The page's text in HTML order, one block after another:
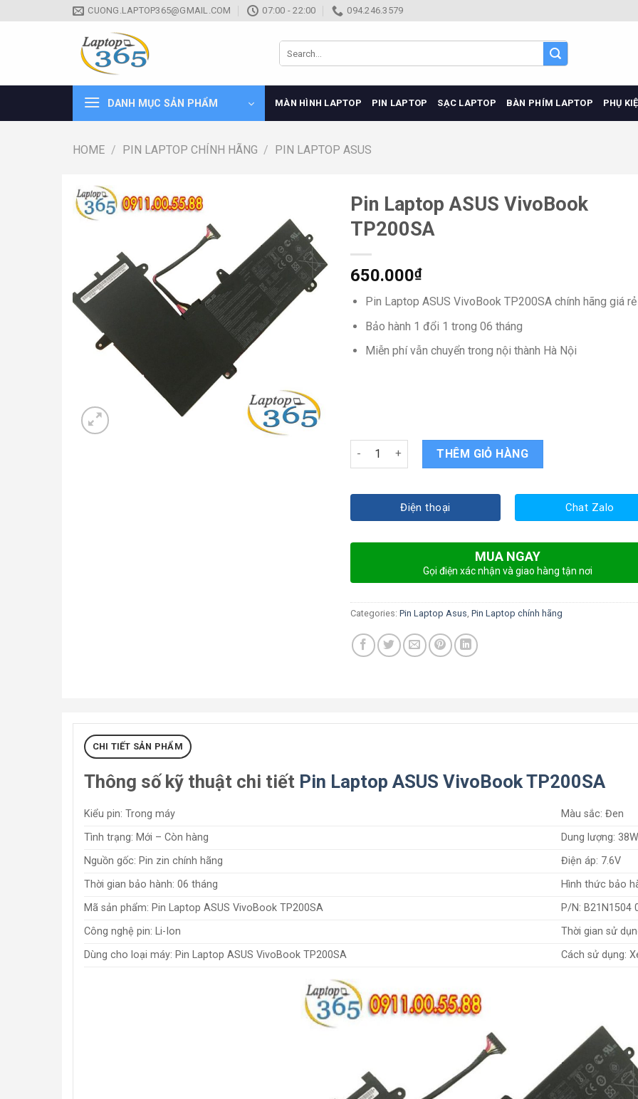
to
CUONG.LAPTOP365@GMAIL.COM 07:00 - 22:00 094.246.3579
DANH MỤC SẢN PHẨM MÀN HÌNH LAPTOP PIN LAPTOP SẠC LAPTOP BÀN PHÍM LAPTOP PHỤ
HOME / PIN LAPTOP CHÍNH HÃNG / PIN LAPTOP ASUS
Pin Laptop ASUS VivoBook
TP200SA
650.000₫
Pin Laptop ASUS VivoBook TP200SA chính hãng giá rẻ
Bảo hành 1 đổi 1 trong 06 tháng
Miễn phí vẫn chuyển trong nội thành Hà Nội
Pin Laptop ASUS VivoBook TP200SA quantity
THÊM GIỎ HÀNG
Điện thoại Chat Zalo
MUA NGAY
Gọi điện xác nhận và giao hàng tận nơi
Categories: Pin Laptop Asus, Pin Laptop chính hãng
CHI TIẾT SẢN PHẨM
Thông số kỹ thuật chi tiết Pin Laptop ASUS VivoBook TP200SA
Kiểu pin: Trong máy
Màu sắc: Đen
Tình trạng: Mới – Còn hàng
Dung lượng:
Nguồn gốc: Pin zin chính hãng
Điện áp: 7.6V
Thời gian bảo hành: 06 tháng
Hình thức bảo
Mã sản phẩm: Pin Laptop ASUS VivoBook TP200SA
P/N: B21N1504
Công nghệ pin: Li-Ion
Thời gian sử
Dùng cho loại máy: Pin Laptop ASUS VivoBook TP200SA
Cách sử dụng: